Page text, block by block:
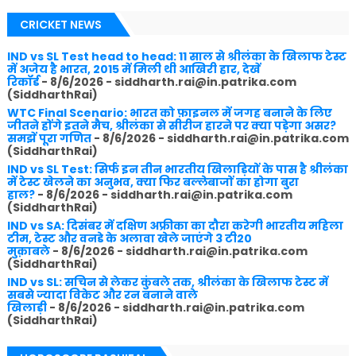
CRICKET NEWS
IND vs SL Test head to head: 11 साल से श्रीलंका के खिलाफ टेस्ट
में अजेय है भारत, 2015 में मिली थी आखिरी हार, देखें
रिकॉर्ड- 8/6/2026- siddharth.rai@in.patrika.com
(SiddharthRai)
WTC Final Scenario: भारत को फ़ाइनल में जगह बनाने के लिए
जीतने होंगे इतने मैच, श्रीलंका से सीरीज हारने पर क्या पड़ेगा असर?
समझें पूरा गणित- 8/6/2026- siddharth.rai@in.patrika.com
(SiddharthRai)
IND vs SL Test: सिर्फ इन तीन भारतीय खिलाड़ियों के पास है श्रीलंका
में टेस्ट खेलने का अनुभव, क्या फिर बल्लेबाजों का होगा बुरा
हाल?- 8/6/2026- siddharth.rai@in.patrika.com
(SiddharthRai)
IND vs SA: दिसंबर में दक्षिण अफ्रीका का दौरा करेगी भारतीय महिला
टीम, टेस्ट और वनडे के अलावा खेले जाएंगे 3 टी20
मुक़ाबले- 8/6/2026- siddharth.rai@in.patrika.com
(SiddharthRai)
IND vs SL: सचिन से लेकर कुंबले तक, श्रीलंका के खिलाफ टेस्ट में
सबसे ज्यादा विकेट और रन बनाने वाले
खिलाड़ी- 8/6/2026- siddharth.rai@in.patrika.com
(SiddharthRai)